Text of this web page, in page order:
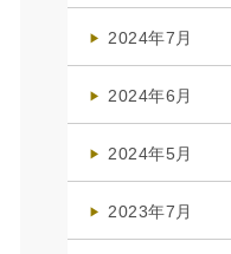
2024年7月
2024年6月
2024年5月
2023年7月